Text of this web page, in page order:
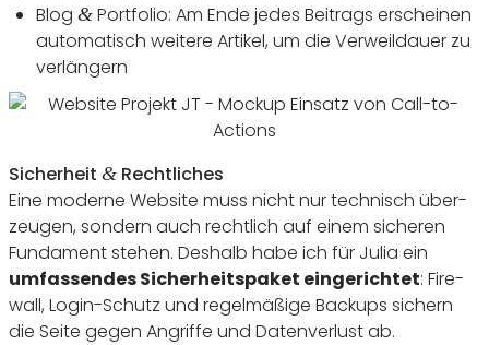
Blog & Port­folio: Am Ende jedes Beitrags erscheinen
auto­ma­tisch weitere Artikel, um die Verweil­dauer zu
verlängern
Sicher­heit & Recht­li­ches
Eine moderne Website muss nicht nur tech­nisch über­
zeugen, sondern auch recht­lich auf einem sicheren
Funda­ment stehen. Deshalb habe ich für Julia ein
umfas­sendes Sicher­heits­paket einge­richtet: Fire­
wall, Login-Schutz und regel­mä­ßige Backups sichern
die Seite gegen Angriffe und Daten­ver­lust ab.